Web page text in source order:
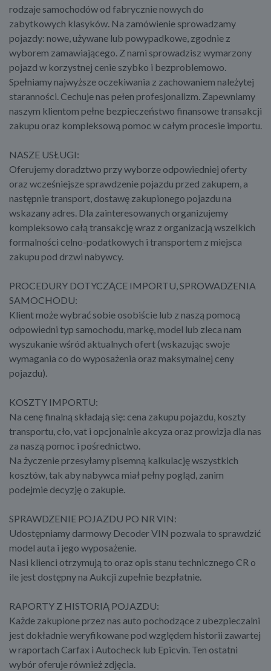
rodzaje samochodów od fabrycznie nowych do
zabytkowych klasyków. Na zamówienie sprowadzamy
pojazdy: nowe, używane lub powypadkowe, zgodnie z
wyborem zamawiającego. Z nami sprowadzisz wymarzony
pojazd w korzystnej cenie szybko i bezproblemowo.
Spełniamy najwyższe oczekiwania z zachowaniem należytej
staranności. Cechuje nas pełen profesjonalizm. Zapewniamy
naszym klientom pełne bezpieczeństwo finansowe transakcji
zakupu oraz kompleksową pomoc w całym procesie importu.
NASZE USŁUGI:
Oferujemy doradztwo przy wyborze odpowiedniej oferty
oraz wcześniejsze sprawdzenie pojazdu przed zakupem, a
następnie transport, dostawę zakupionego pojazdu na
wskazany adres. Dla zainteresowanych organizujemy
kompleksowo całą transakcję wraz z organizacją wszelkich
formalności celno-podatkowych i transportem z miejsca
zakupu pod drzwi nabywcy.
PROCEDURY DOTYCZĄCE IMPORTU, SPROWADZENIA
SAMOCHODU:
Klient może wybrać sobie osobiście lub z naszą pomocą
odpowiedni typ samochodu, markę, model lub zleca nam
wyszukanie wśród aktualnych ofert (wskazując swoje
wymagania co do wyposażenia oraz maksymalnej ceny
pojazdu).
KOSZTY IMPORTU:
Na cenę finalną składają się: cena zakupu pojazdu, koszty
transportu, cło, vat i opcjonalnie akcyza oraz prowizja dla nas
za naszą pomoc i pośrednictwo.
Na życzenie przesyłamy pisemną kalkulację wszystkich
kosztów, tak aby nabywca miał pełny pogląd, zanim
podejmie decyzję o zakupie.
SPRAWDZENIE POJAZDU PO NR VIN:
Udostępniamy darmowy Decoder VIN pozwala to sprawdzić
model auta i jego wyposażenie.
Nasi klienci otrzymują to oraz opis stanu technicznego CR o
ile jest dostępny na Aukcji zupełnie bezpłatnie.
RAPORTY Z HISTORIĄ POJAZDU:
Każde zakupione przez nas auto pochodzące z ubezpieczalni
jest dokładnie weryfikowane pod względem historii zawartej
w raportach Carfax i Autocheck lub Epicvin. Ten ostatni
wybór oferuje również zdjęcia.